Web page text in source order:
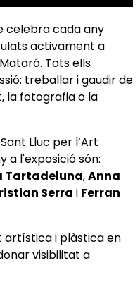
celebra cada any
activament a
Tots ells
treballar i gaudir de
la fotografia o la
Lluc per l’Art
a l'exposició són:
Tartadeluna,Anna
Serra i Ferran
artística i plàstica en
visibilitat a